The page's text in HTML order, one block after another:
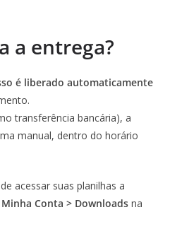
a entrega?
é liberado automaticamente
transferência bancária), a
manual, dentro do horário
acessar suas planilhas a
Minha Conta > Downloads na